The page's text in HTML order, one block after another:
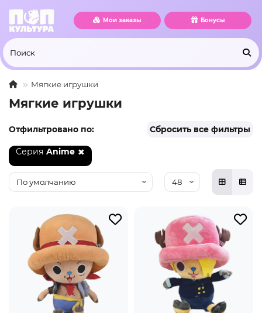
Мои заказы Бонусы
Мягкие игрушки
Мягкие игрушки
Отфильтровано по: Сбросить все фильтры
Серия Anime